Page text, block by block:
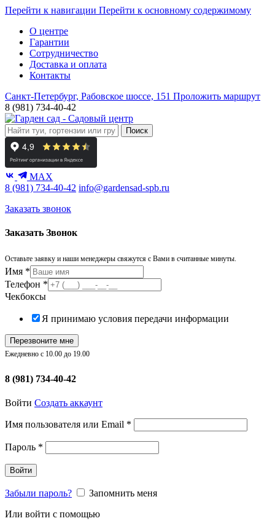
Перейти к навигации Перейти к основному содержимому
О центре
Гарантии
Сотрудничество
Доставка и оплата
Контакты
Санкт-Петербург, Рабовское шоссе, 151 Проложить маршрут
8 (981) 734-40-42
Поиск
MAX
8 (981) 734-40-42 info@gardensad-spb.ru
Заказать звонок
Заказать Звонок
Оставьте заявку и наши менеджеры свяжутся с Вами в считанные минуты.
Имя *
Телефон *
Чекбоксы
Я принимаю условия передачи информации
Перезвоните мне
Ежедневно с 10.00 до 19.00
8 (981) 734-40-42
Войти Создать аккаунт
Имя пользователя или Email *
Пароль *
Войти
Забыли пароль?
Запомнить меня
Или войти с помощью